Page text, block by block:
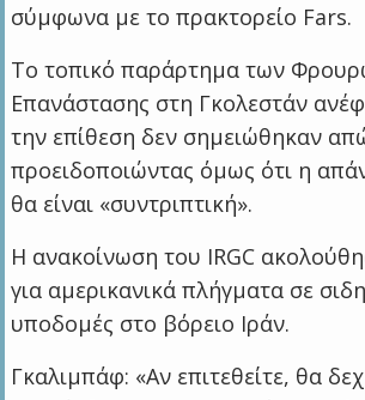
σύμφωνα με το πρακτορείο Fars.
Το τοπικό παράρτημα των
Επανάστασης στη Γκολεστάν
την επίθεση δεν σημειώθηκαν
προειδοποιώντας όμως ότι η
θα είναι «συντριπτική».
Η ανακοίνωση του IRGC
για αμερικανικά πλήγματα σε
υποδομές στο βόρειο Ιράν.
Γκαλιμπάφ: «Αν επιτεθείτε, θα